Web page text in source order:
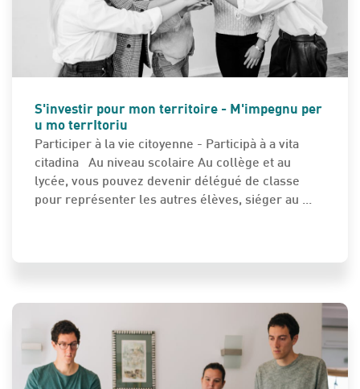
S'investir pour mon territoire - M'impegnu per
u mo terrItoriu
Participer à la vie citoyenne - Participà à a vita
citadina Au niveau scolaire Au collège et au
lycée, vous pou­vez devenir délégué de classe
pour représenter les autres élèves, siéger au ...